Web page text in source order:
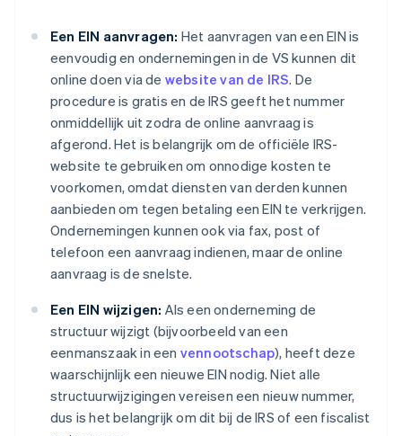
Een EIN aanvragen: Het aanvragen van een EIN is
eenvoudig en ondernemingen in de VS kunnen dit
online doen via de website van de IRS. De
procedure is gratis en de IRS geeft het nummer
onmiddellijk uit zodra de online aanvraag is
afgerond. Het is belangrijk om de officiële IRS-
website te gebruiken om onnodige kosten te
voorkomen, omdat diensten van derden kunnen
aanbieden om tegen betaling een EIN te verkrijgen.
Ondernemingen kunnen ook via fax, post of
telefoon een aanvraag indienen, maar de online
aanvraag is de snelste.
Een EIN wijzigen: Als een onderneming de
structuur wijzigt (bijvoorbeeld van een
eenmanszaak in een vennootschap), heeft deze
waarschijnlijk een nieuwe EIN nodig. Niet alle
structuurwijzigingen vereisen een nieuw nummer,
dus is het belangrijk om dit bij de IRS of een fiscalist